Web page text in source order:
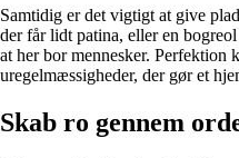
Samtidig er det vigtigt at give
der får lidt patina, eller en
at her bor mennesker. Perfektion
uregelmæssigheder, der gør et
Skab ro gennem